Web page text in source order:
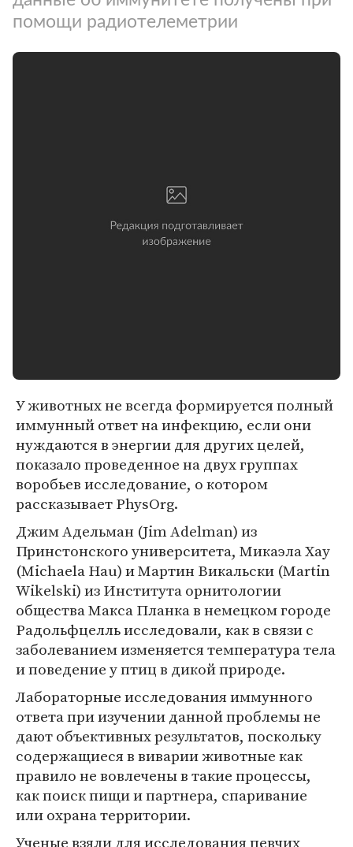
помощи радиотелеметрии
У животных не всегда формируется полный
иммунный ответ на инфекцию, если они
нуждаются в энергии для других целей,
показало проведенное на двух группах
воробьев исследование, о котором
рассказывает PhysOrg.
Джим Адельман (Jim Adelman) из
Принстонского университета, Микаэла Хау
(Michaela Hau) и Мартин Викальски (Martin
Wikelski) из Института орнитологии
общества Макса Планка в немецком городе
Радольфцелль исследовали, как в связи с
заболеванием изменяется температура тела
и поведение у птиц в дикой природе.
Лабораторные исследования иммунного
ответа при изучении данной проблемы не
дают объективных результатов, поскольку
содержащиеся в виварии животные как
правило не вовлечены в такие процессы,
как поиск пищи и партнера, спаривание
или охрана территории.
Ученые взяли для исследования певчих